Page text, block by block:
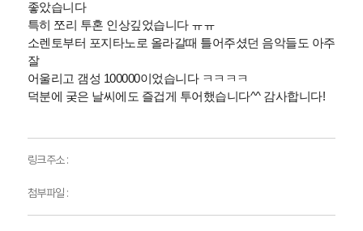
좋았습니다
특히 쪼리 투혼 인상깊었습니다 ㅠㅠ
소렌토부터 포지타노로 올라갈때 틀어주셨던 음악들도 아주
잘
어울리고 갬성 100000이었습니다 ㅋㅋㅋㅋ
덕분에 궂은 날씨에도 즐겁게 투어했습니다^^ 감사합니다!
링크주소 :
첨부파일 :